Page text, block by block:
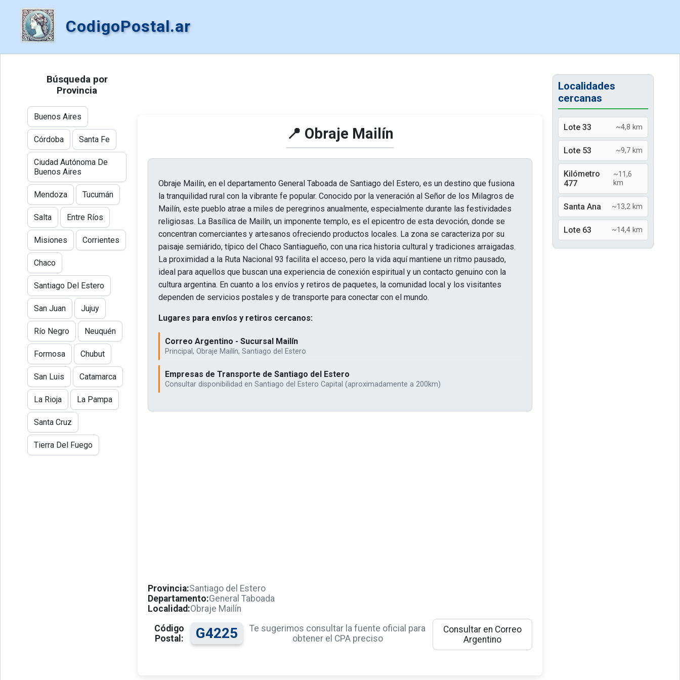
CodigoPostal.ar
📍 Obraje Mailín
Obraje Mailín, en el departamento General Taboada de Santiago del Estero, es un destino que fusiona
la tranquilidad rural con la vibrante fe popular. Conocido por la veneración al Señor de los Milagros de
Mailín, este pueblo atrae a miles de peregrinos anualmente, especialmente durante las festividades
religiosas. La Basílica de Mailín, un imponente templo, es el epicentro de esta devoción, donde se
concentran comerciantes y artesanos ofreciendo productos locales. La zona se caracteriza por su
paisaje semiárido, típico del Chaco Santiagueño, con una rica historia cultural y tradiciones arraigadas.
La proximidad a la Ruta Nacional 93 facilita el acceso, pero la vida aquí mantiene un ritmo pausado,
ideal para aquellos que buscan una experiencia de conexión espiritual y un contacto genuino con la
cultura argentina. En cuanto a los envíos y retiros de paquetes, la comunidad local y los visitantes
dependen de servicios postales y de transporte para conectar con el mundo.
Lugares para envíos y retiros cercanos:
Correo Argentino - Sucursal Mailín
Principal, Obraje Mailín, Santiago del Estero
Empresas de Transporte de Santiago del Estero
Consultar disponibilidad en Santiago del Estero Capital (aproximadamente a 200km)
Provincia:Santiago del Estero
Departamento:General Taboada
Localidad:Obraje Mailín
Código
Postal:
G4225
Te sugerimos consultar la fuente oficial para
obtener el CPA preciso
Consultar en Correo
Argentino
Búsqueda por
Provincia
Buenos Aires
Córdoba Santa Fe
Ciudad Autónoma De
Buenos Aires
Mendoza Tucumán
Salta Entre Ríos
Misiones Corrientes
Chaco
Santiago Del Estero
San Juan Jujuy
Río Negro Neuquén
Formosa Chubut
San Luis Catamarca
La Rioja La Pampa
Santa Cruz
Tierra Del Fuego
Localidades
cercanas
Lote 33 ~4,8 km
Lote 53 ~9,7 km
Kilómetro
477
~11,6
km
Santa Ana ~13,2 km
Lote 63 ~14,4 km